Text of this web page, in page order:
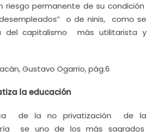
riesgo permanente de su condición
o de ninis, como se
del capitalismo más utilitarista y
Gustavo Ogarrio, pág.6
la educación
de la no privatización de la
se uno de los más sagrados